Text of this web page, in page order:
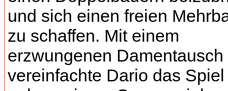
und sich einen freien
zu schaffen. Mit einem
erzwungenen Damentausch
vereinfachte Dario das